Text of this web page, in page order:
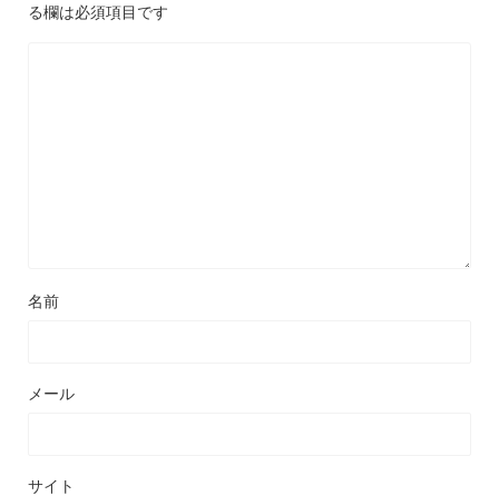
る欄は必須項目です
名前
メール
サイト